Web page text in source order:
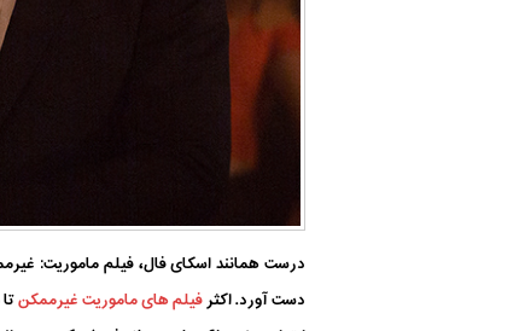
درست همانند اسکای فال، فیلم ماموریت:
دست آورد. اکثرفیلم های ماموریت غیرممکن